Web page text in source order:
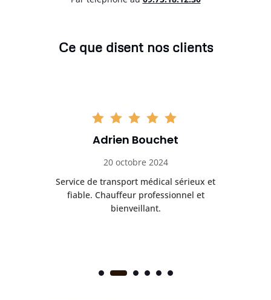
Ce que disent nos clients
Adrien Bouchet
20 octobre 2024
Service de transport médical sérieux et
fiable. Chauffeur professionnel et
bienveillant.